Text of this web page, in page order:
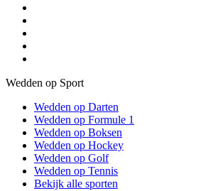
Wedden op Sport
Wedden op Darten
Wedden op Formule 1
Wedden op Boksen
Wedden op Hockey
Wedden op Golf
Wedden op Tennis
Bekijk alle sporten